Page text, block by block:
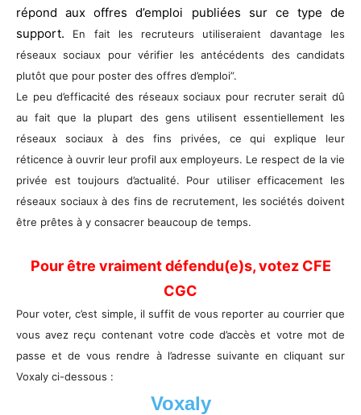
répond aux offres d’emploi publiées sur ce type de
support. En fait les recruteurs utiliseraient davantage les
réseaux sociaux pour vérifier les antécédents des candidats
plutôt que pour poster des offres d’emploi”.
Le peu d’efficacité des réseaux sociaux pour recruter serait dû
au fait que la plupart des gens utilisent essentiellement les
réseaux sociaux à des fins privées, ce qui explique leur
réticence à ouvrir leur profil aux employeurs. Le respect de la vie
privée est toujours d’actualité. Pour utiliser efficacement les
réseaux sociaux à des fins de recrutement, les sociétés doivent
être prêtes à y consacrer beaucoup de temps.
Pour être vraiment défendu(e)s, votez CFE
CGC
Pour voter, c’est simple, il suffit de vous reporter au courrier que
vous avez reçu contenant votre code d’accès et votre mot de
passe et de vous rendre à l’adresse suivante en cliquant sur
Voxaly ci-dessous :
Voxaly